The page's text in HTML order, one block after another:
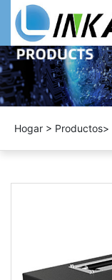
Hogar > Productos>